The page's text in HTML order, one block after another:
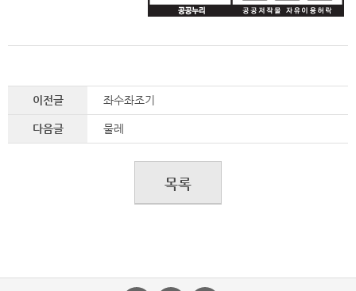
이전글 좌수좌조기
다음글 물레
목록